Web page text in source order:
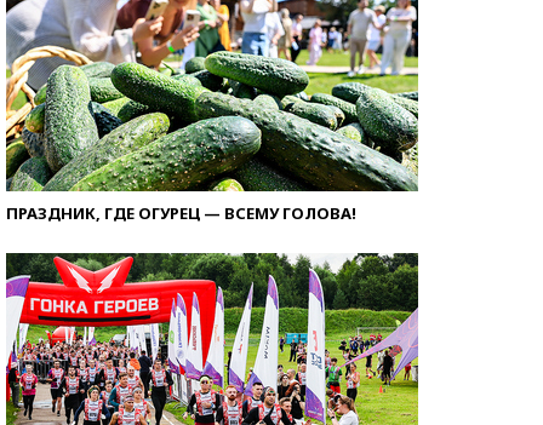
ПРАЗДНИК, ГДЕ ОГУРЕЦ — ВСЕМУ ГОЛОВА!